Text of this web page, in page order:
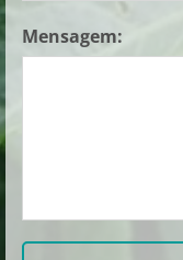
Mensagem: